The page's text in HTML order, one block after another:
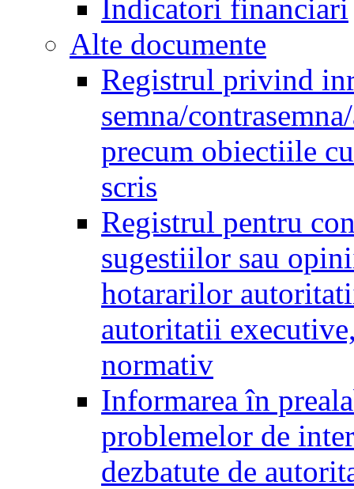
Indicatori financiari
Alte documente
Registrul privind
semna/
precum obiectiile
scris
Registrul pentru
sugestiilor sau
hotararilor
autoritatii
normativ
Informarea în
problemelor de
dezbatute de